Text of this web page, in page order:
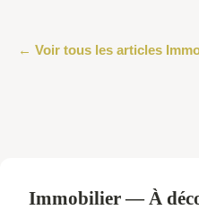
← Voir tous les articles
Immobilier — À